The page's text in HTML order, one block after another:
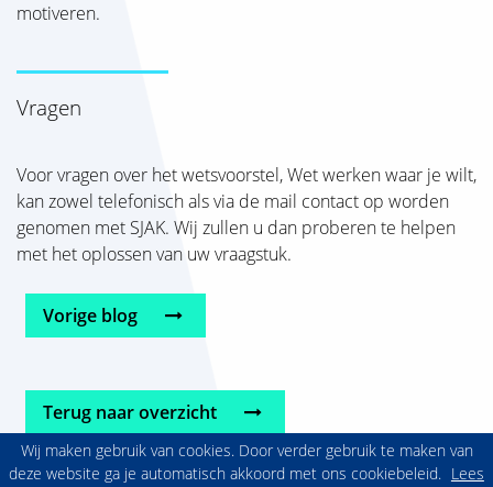
motiveren.
Vragen
Voor vragen over het wetsvoorstel, Wet werken waar je wilt,
kan zowel telefonisch als via de mail contact op worden
genomen met SJAK. Wij zullen u dan proberen te helpen
met het oplossen van uw vraagstuk.
Vorige blog
Terug naar overzicht
Wij maken gebruik van cookies. Door verder gebruik te maken van
deze website ga je automatisch akkoord met ons cookiebeleid. Lees